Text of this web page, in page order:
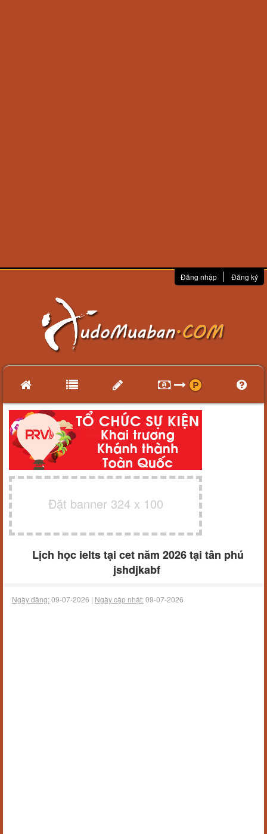
Đăng nhập Đăng ký
Đặt banner 324 x 100
Lịch học ielts tại cet năm 2026 tại tân phú
jshdjkabf
Ngày đăng:09-07-2026 | Ngày cập nhật:09-07-2026